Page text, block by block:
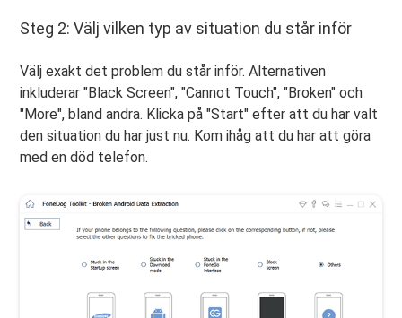
Steg 2: Välj vilken typ av situation du står inför
Välj exakt det problem du står inför. Alternativen
inkluderar "Black Screen", "Cannot Touch", "Broken" och
"More", bland andra. Klicka på "Start" efter att du har valt
den situation du har just nu. Kom ihåg att du har att göra
med en död telefon.